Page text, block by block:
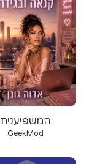
המשפיענית
GeekMod